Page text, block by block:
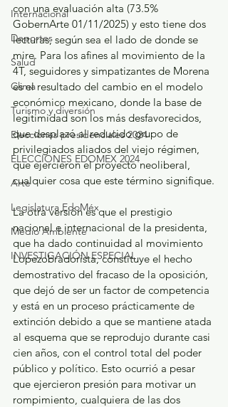
Internacional
Deportes
Salud
Clima
Turismo y diversión
Elecciones presidenciales 2024
ELECCIONES EDOMEX 2024
Arte
Legislatura EdoMéx
Medio Ambiente
INVESTIGACIÓN ESPECIAL
con una evaluación alta (73.5%
GobernArte 01/11/2025) y esto tiene dos
lecturas, según sea el lado de donde se
mire. Para los afines al movimiento de la
4T, seguidores y simpatizantes de Morena
es el resultado del cambio en el modelo
económico mexicano, donde la base de
legitimidad son los más desfavorecidos,
que desplazó al reducido grupo de
privilegiados aliados del viejo régimen,
que ejercieron el proyecto neoliberal,
cualquier cosa que este término signifique.
La otra versión es que el prestigio
nacional e internacional de la presidenta,
que ha dado continuidad al movimiento
Lopezobradorista, constituye el hecho
demostrativo del fracaso de la oposición,
que dejó de ser un factor de competencia
y está en un proceso prácticamente de
extinción debido a que se mantiene atada
al esquema que se reprodujo durante casi
cien años, con el control total del poder
público y político. Esto ocurrió a pesar
que ejercieron presión para motivar un
rompimiento, cualquiera de las dos